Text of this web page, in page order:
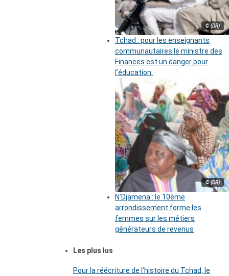
© (DR)
Tchad : pour les enseignants
communautaires le ministre des
Finances est un danger pour
l’éducation.
© (DR)
N’Djamena : le 10ème
arrondissement forme les
femmes sur les métiers
générateurs de revenus
Les plus lus
Pour la réécriture de l’histoire du Tchad, le